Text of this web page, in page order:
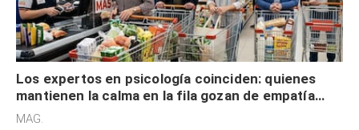
Los expertos en psicología coinciden: quienes
mantienen la calma en la fila gozan de empatía
cognitiva, gratitud y no solo tienen autocontrol
MAG.